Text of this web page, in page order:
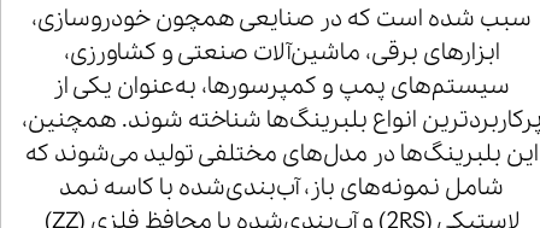
سبب شده است که در صنایعی همچون خودروسازی،
ابزارهای برقی، ماشین‌آلات صنعتی و کشاورزی،
سیستم‌های پمپ و کمپرسورها، به‌عنوان یکی از
انواع بلبرینگ‌ها شناخته شوند. همچنین،
این بلبرینگ‌ها در مدل‌های مختلفی تولید می‌شوند که
شامل نمونه‌های باز، آب‌بندی‌شده با کاسه نمد